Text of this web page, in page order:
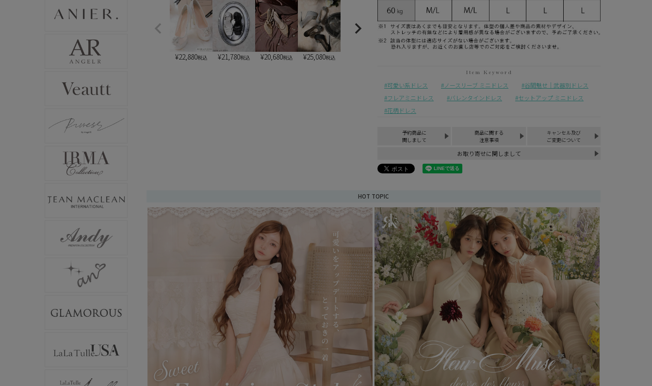
¥22,880税込 ¥21,780税込 ¥20,680税込 ¥25,080税込
可愛い系ドレス ノースリーブ ミニドレス
谷間魅せ｜武器別ドレス
フレアミニドレス
バレンタインドレス
セットアップ ミニドレス
花柄ドレス
予約商品に
関しまして
商品に関する
注意事項
キャンセル及び
ご変更について
お取り寄せに関しまして
HOT TOPIC